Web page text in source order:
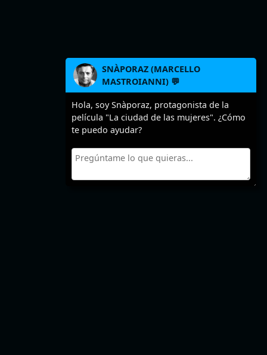
SNÀPORAZ (MARCELLO
MASTROIANNI) 💬
Hola, soy Snàporaz, protagonista de la
película "La ciudad de las mujeres". ¿Cómo
te puedo ayudar?